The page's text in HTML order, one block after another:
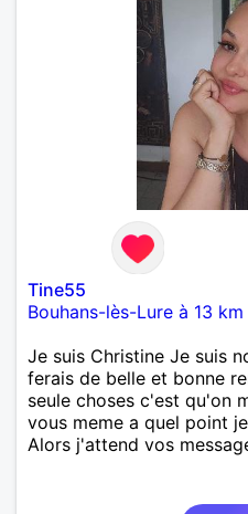
Tine55
Bouhans-lès-Lure à 13
Je suis Christine Je suis
ferais de belle et bonne
seule choses c'est qu'on
vous meme a quel point
Alors j'attend vos